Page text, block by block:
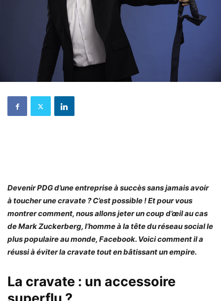
Devenir PDG d’une entreprise à succès sans jamais avoir
à toucher une cravate ? C’est possible ! Et pour vous
montrer comment, nous allons jeter un coup d’œil au cas
de Mark Zuckerberg, l’homme à la tête du réseau social le
plus populaire au monde, Facebook. Voici comment il a
réussi à éviter la cravate tout en bâtissant un empire.
La cravate : un accessoire